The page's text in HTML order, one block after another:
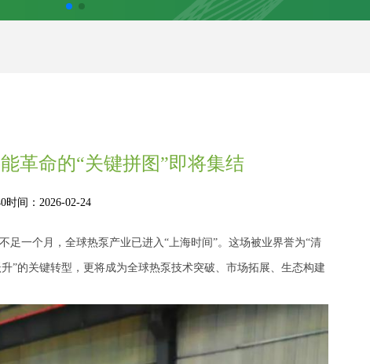
革命的“关键拼图”即将集结
时间：2026-02-24
足一个月，全球热泵产业已进入“上海时间”。这场被业界誉为“清
”的关键转型，更将成为全球热泵技术突破、市场拓展、生态构建